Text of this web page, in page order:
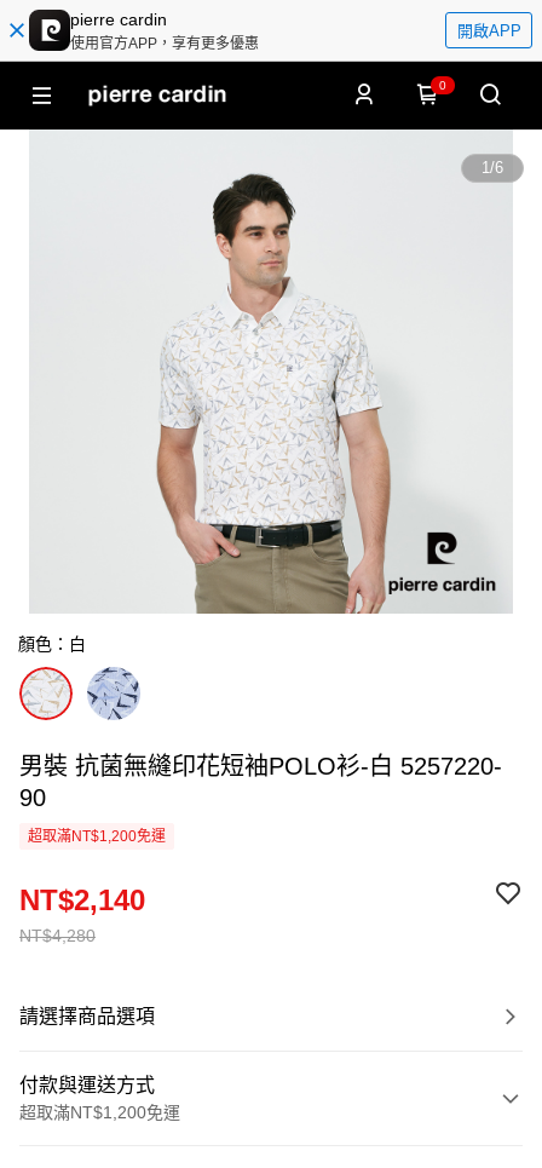
pierre cardin
使用官方APP，享有更多優惠
開啟APP
0
1/6
顏色：白
男裝 抗菌無縫印花短袖POLO衫-白 5257220-
90
超取滿NT$1,200免運
NT$4,280
NT$2,140
請選擇商品選項
付款與運送方式
超取滿NT$1,200免運